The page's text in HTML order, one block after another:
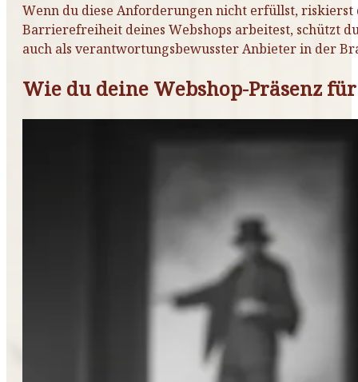
Wenn du diese Anforderungen nicht erfüllst,
Barrierefreiheit deines Webshops arbeitest, schützt
auch als verantwortungsbewusster Anbieter in der
Wie du deine Webshop-Präsenz